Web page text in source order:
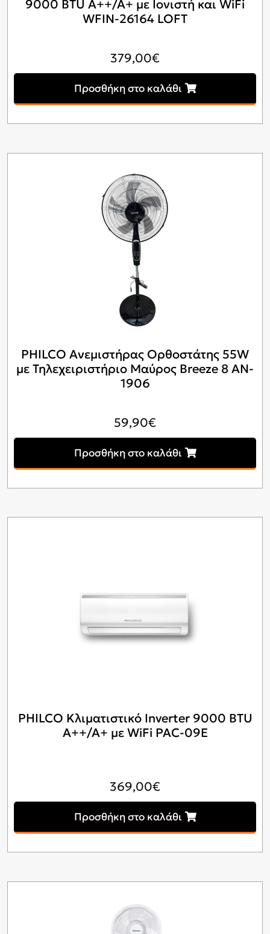
9000 BTU A++/A+ με Ιονιστή και WiFi
WFIN-26164 LOFT
379,00€
Προσθήκη στο καλάθι
PHILCO Ανεμιστήρας Ορθοστάτης 55W
με Τηλεχειριστήριο Μαύρος Breeze 8 AN-
1906
59,90€
Προσθήκη στο καλάθι
PHILCO Κλιματιστικό Inverter 9000 BTU
A++/A+ με WiFi PAC-09E
369,00€
Προσθήκη στο καλάθι